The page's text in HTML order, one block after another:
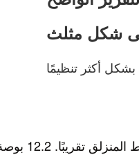
شكل مثلث
أكثر تنظيمًا